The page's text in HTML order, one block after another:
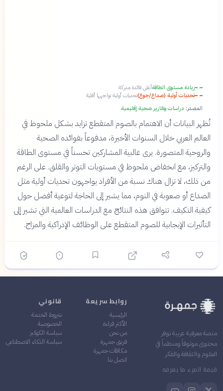
زيادة مستوى الطاقةأعلى فائدة مدركة
تحديات أولية (صداع/جوع)تحديات أولية تواجهها أقلية
المصدر: دراسات وتقارير صحية إقليمية
تُظهر البيانات أن الاهتمام بالصوم المتقطع تزايد بشكل ملحوظ في
العالم العربي خلال السنوات الأخيرة، مدفوعاً بفوائده الصحية
والروحية المتصورة. يرى غالبية المشاركين تحسناً في مستوى الطاقة
والتركيز، مع انخفاض ملحوظ في مستويات التوتر والقلق. على الرغم
من ذلك، لا تزال هناك نسبة من الأفراد يواجهون تحديات أولية مثل
الصداع أو صعوبة في النوم، مما يشير إلى الحاجة لتوعية أفضل حول
كيفية التكيف. تتوافق هذه النتائج مع الدراسات العالمية التي تشير إلى
التأثيرات الإيجابية للصوم المتقطع على الوظائف الإدراكية والمزاج.
منصة معرفية عربية توفر
محتوى موثوقاً ومنظماً في
العلوم والثقافة والفكر
قيمة المرء ما يعرفه
روابط سريعة
الرئيسية
الأكثر قراءة
من نحن
فريق جمهرة
مكافآت جمهرة
اتصل بنا
قانوني
شروط الخدمة
الخصوصية
سياسة الكوكيز
سياسة الذكاء الاصطناعي